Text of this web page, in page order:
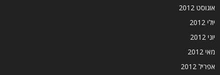
אוגוסט 2012
יולי 2012
יוני 2012
מאי 2012
אפריל 2012